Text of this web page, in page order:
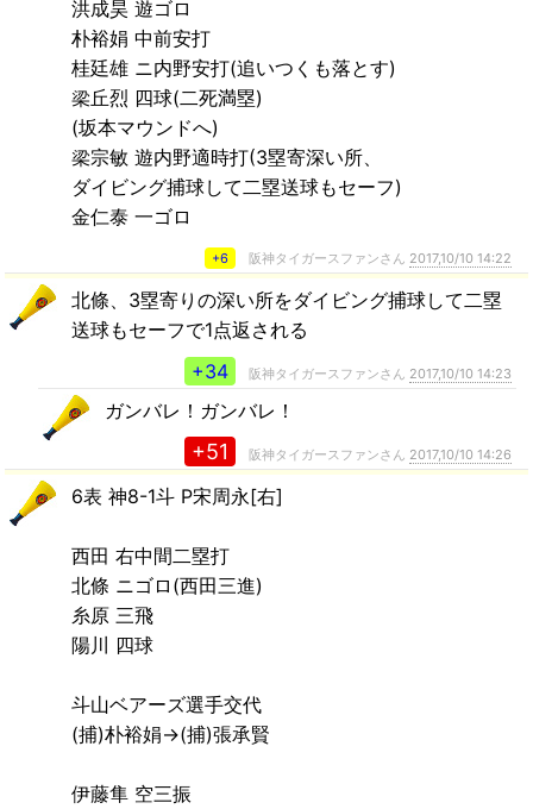
洪成昊 遊ゴロ
朴裕娟 中前安打
桂廷雄 ニ内野安打(追いつくも落とす)
梁丘烈 四球(二死満塁)
(坂本マウンドへ)
梁宗敏 遊内野適時打(3塁寄深い所、
ダイビング捕球して二塁送球もセーフ)
金仁泰 一ゴロ
+6 阪神タイガースファンさん 2017,10/10 14:22
北條、3塁寄りの深い所をダイビング捕球して二塁
送球もセーフで1点返される
+34
阪神タイガースファンさん 2017,10/10 14:23
ガンバレ！ガンバレ！
+51 阪神タイガースファンさん 2017,10/10 14:26
6表 神8-1斗 P宋周永[右]
西田 右中間二塁打
北條 ニゴロ(西田三進)
糸原 三飛
陽川 四球
斗山ベアーズ選手交代
(捕)朴裕娟→(捕)張承賢
伊藤隼 空三振